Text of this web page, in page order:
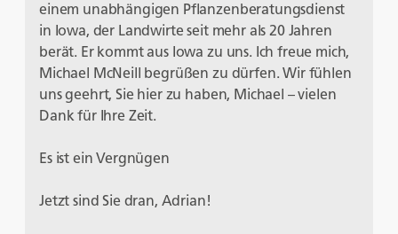
einem unabhängigen Pflanzenberatungsdienst
in Iowa, der Landwirte seit mehr als 20 Jahren
berät. Er kommt aus Iowa zu uns. Ich freue mich,
Michael McNeill begrüßen zu dürfen. Wir fühlen
uns geehrt, Sie hier zu haben, Michael – vielen
Dank für Ihre Zeit.
Es ist ein Vergnügen
Jetzt sind Sie dran, Adrian!